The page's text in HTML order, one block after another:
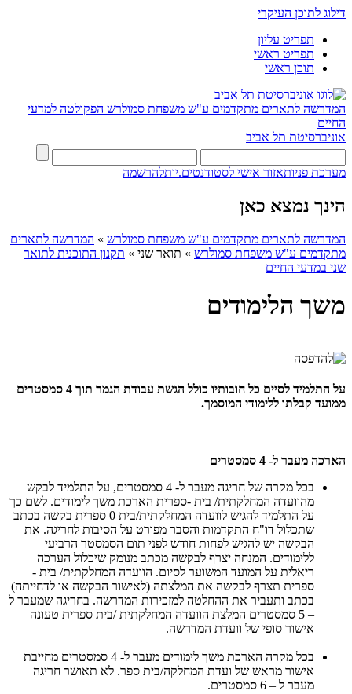
דילוג לתוכן העיקרי
תפריט עליון
תפריט ראשי
תוכן ראשי
המדרשה לתארים מתקדמים ע"ש משפחת סמולרש הפקולטה למדעי
החיים
אוניברסיטת תל אביב
מערכת פניותאזור אישי לסטודנטים.יותלהרשמה
הינך נמצא כאן
המדרשה לתארים מתקדמים ע"ש משפחת סמולרש » המדרשה לתארים
מתקדמים ע"ש משפחת סמולרש » תואר שני » תקנון התוכנית לתואר
שני במדעי החיים
משך הלימודים
על התלמיד לסיים כל חובותיו כולל הגשת עבודת הגמר תוך 4 סמסטרים
ממועד קבלתו ללימודי המוסמך.
הארכה מעבר ל- 4 סמסטרים
בכל מקרה של חריגה מעבר ל- 4 סמסטרים, על התלמיד לבקש
מהוועדה המחלקתית/ בית -ספרית הארכת משך לימודים. לשם כך
על התלמיד להגיש לוועדה המחלקתית/בית 0 ספרית בקשה בכתב
שתכלול דו"ח התקדמות והסבר מפורט על הסיבות לחריגה. את
הבקשה יש להגיש לפחות חודש לפני תום הסמסטר הרביעי
ללימודים. המנחה יצרף לבקשה מכתב מנומק שיכלול הערכה
ריאלית על המועד המשוער לסיום. הוועדה המחלקתית/ בית -
ספרית תצרף לבקשה את המלצתה (לאישור הבקשה או לדחייתה)
בכתב ותעביר את ההחלטה למזכירות המדרשה. בחריגה שמעבר ל
– 5 סמסטרים המלצת הוועדה המחלקתית /בית ספרית טעונה
אישור סופי של וועדת המדרשה.
בכל מקרה הארכת משך לימודים מעבר ל- 4 סמסטרים מחייבת
אישור מראש של ועדת המחלקה/בית ספר. לא תאושר חריגה
מעבר ל – 6 סמסטרים.